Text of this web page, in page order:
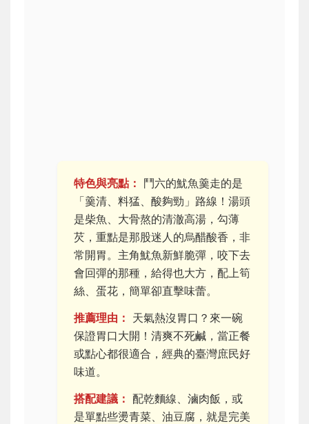
特色與亮點： 鬥六的魷魚羹走的是
「羹清、料猛、酸夠勁」路線！湯頭
是柴魚、大骨熬的清澈高湯，勾薄
芡，重點是那股迷人的烏醋酸香，非
常開胃。主角魷魚新鮮脆彈，咬下去
會回彈的那種，給得也大方，配上筍
絲、蛋花，簡單卻直擊味蕾。
推薦理由： 天氣熱沒胃口？來一碗
保證胃口大開！清爽不死鹹，當正餐
或點心都很適合，經典的臺灣庶民好
味道。
搭配建議： 配乾麵線、滷肉飯，或
是單點些燙青菜、油豆腐，就是完美